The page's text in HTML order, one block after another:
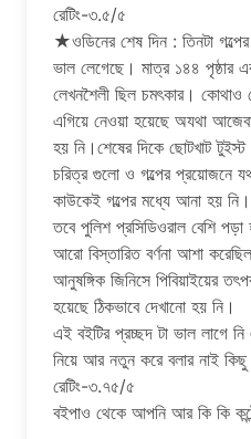
রেটিং-৩.৫/৫
★ওডিনের শেষ দিন : তিনটা
ভাল লেগেছে। মাত্র ১৪৪ পৃষ্ঠার
লেখনশৈলী ছিল চমৎকার। কোথাও
এগিয়ে নেওয়া হয়েছে অযথা
হয় নি।শেষের দিকে ছোটখাট
চরিত্র গুলো ও গল্পের প্রয়োজনে
কাউকেই গল্পের মধ্যে আনা হয় নি।
তবে পুলিশ প্রসিডিওরাল বেশি
আরো বিস্তারিত বর্ণনা আশা
আনুষঙ্গিক জিনিসে পিবিয়াইয়ের
হয়েছে ঠিকভাবে দেখানো হয় নি।
এই বইটির প্রচ্ছদ টা ভাল লাগে
নিয়ে আর নতুন করে বলার নাই
রেটিং-৩.৭৫/৫
বইপাও থেকে আপনি আর কি কি